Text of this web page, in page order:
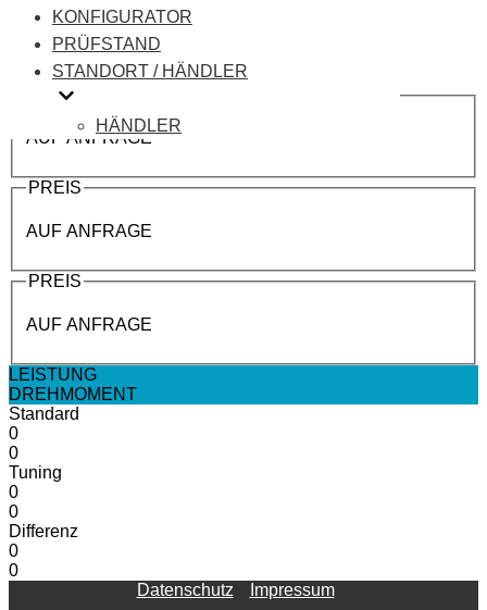
KONFIGURATOR
PRÜFSTAND
STANDORT / HÄNDLER
HÄNDLER
Leistung:211 PS
Drehmoment:350 NM
Motortyp:Benziner
PREIS
AUF ANFRAGE
PREIS
AUF ANFRAGE
PREIS
AUF ANFRAGE
LEISTUNG
DREHMOMENT
Standard
0
0
Tuning
0
0
Differenz
0
0
Datenschutz
Impressum